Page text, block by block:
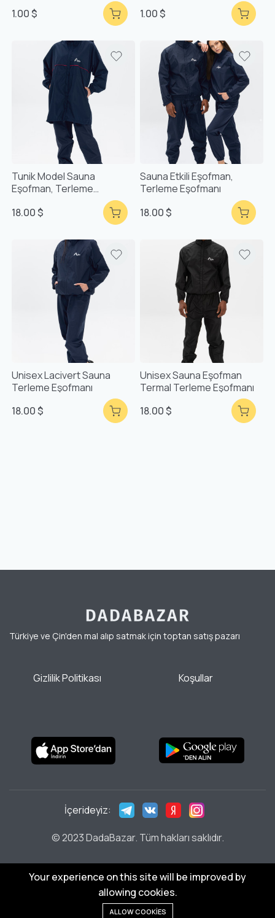
Kategoriler Dilek Listesi
1.00 $
1.00 $
Tunik Model Sauna
Eşofman, Terleme
18.00 $
Sauna Etkili Eşofman,
Terleme Eşofmanı
18.00 $
Unisex Lacivert Sauna
Terleme Eşofmanı
18.00 $
Unisex Sauna Eşofman
Termal Terleme Eşofmanı
18.00 $
Türkiye ve Çin'den mal alıp satmak için toptan satış pazarı
Gizlilik Politikası Koşullar
© 2023 DadaBazar. Tüm hakları saklıdır.
İçerideyiz:
Your experience on this site will be improved by
allowing cookies.
ALLOW COOKIES